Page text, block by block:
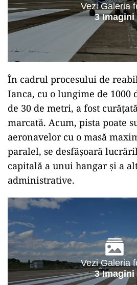
Vezi Galeria
3 Imagini
În cadrul procesului de
Ianca, cu o lungime de 1000
de 30 de metri, a fost
marcată. Acum, pista poate
aeronavelor cu o masă
paralel, se desfășoară
capitală a unui hangar și a
administrative.
Vezi Galeria
3 Imagini